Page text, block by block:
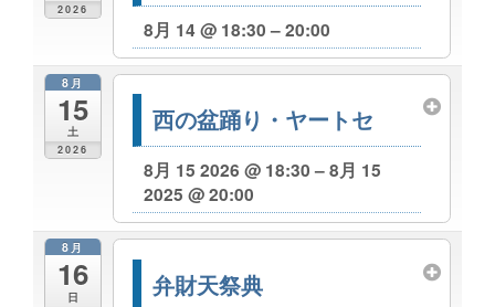
2026
8月 14 @ 18:30 – 20:00
8月
15
土
2026
西の盆踊り・ヤートセ
8月 15 2026 @ 18:30 – 8月 15
2025 @ 20:00
8月
16
日 弁財天祭典